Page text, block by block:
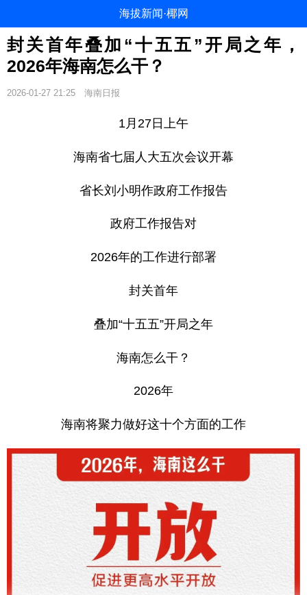
海拔新闻·椰网
封关首年叠加“十五五”开局之年，
2026年海南怎么干？
2026-01-27 21:25 海南日报
1月27日上午
海南省七届人大五次会议开幕
省长刘小明作政府工作报告
政府工作报告对
2026年的工作进行部署
封关首年
叠加“十五五”开局之年
海南怎么干？
2026年
海南将聚力做好这十个方面的工作